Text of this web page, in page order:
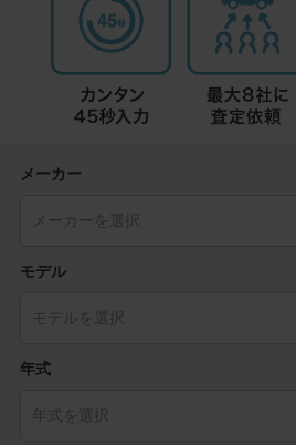
メーカー
モデル
年式